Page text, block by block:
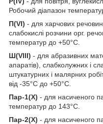
Робочий діапазон
П(VI) - для харчових
слабокислі розчини орг.
температур до +50°С.
Ш(VIII) - для абразивних
апаратів), слабколужних і
штукатурних і малярних
від -35°С до +50°С.
Пар-1(Х) - для насиченого
температур до 143°С.
Пар-2(Х) - для насиченого